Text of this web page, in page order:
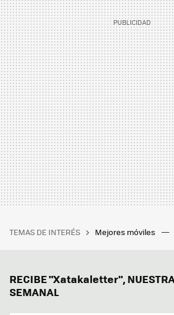
TEMAS DE INTERÉS Mejores móviles
RECIBE "Xatakaletter",
SEMANAL